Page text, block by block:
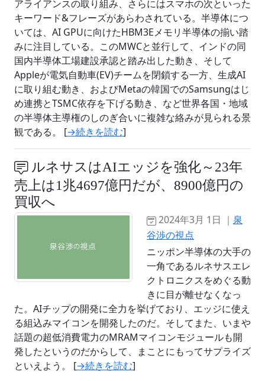
アライアンスの取り組み、さらにはスマホの次といった
キーワード&フレーズがあらわされている。半導体につ
いては、AI GPUに向けたHBM3Eメモリ半導体の揃い踏
みに注目している。このMWCと並行して、インドの同
国内半導体工場建設承認と踏み出した動き、そして
Appleが電気自動車(EV)チームを閉鎖する一方、生成AI
に取り組む動き、およびMetaの韓国でのSamsungはじ
め連携とTSMC依存を下げる動き、など世界各国・地域
の半導体主導権のしのぎ合いに複雑な絡みが見られる景
観である。 [→続きを読む]
ルネサスはAIエッジを強化～23年
売上は1兆4697億円だが、8900億円の
買収へ
2024年3月 1日 ｜ 泉
谷渉の視点
ニッポン半導体の大手の
一角であるルネサスエレ
クトロニクスをめぐる動
きに目が離せなくなっ
た。AIチップの開発に全力を挙げており、エッジに使え
る組込みマイコンを開発したのだ。そしてまた、いまや
話題の超低消費電力のMRAMマイコンモジュールも開
発したというのだからして、まことにもってサプライズ
といえよう。 [→続きを読む]